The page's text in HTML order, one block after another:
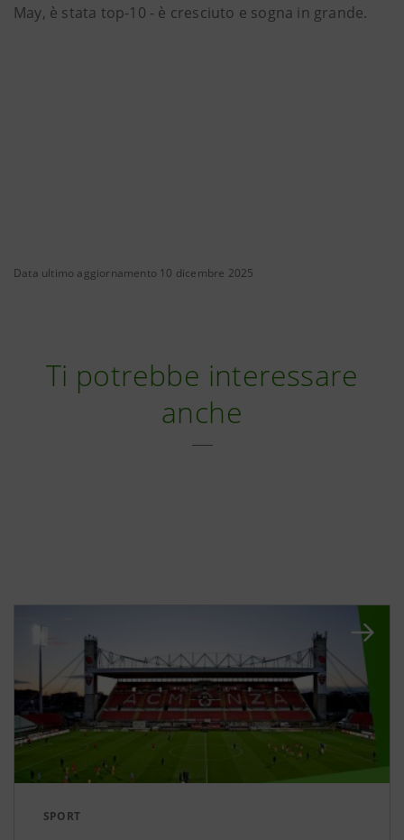
May, è stata top-10 - è cresciuto e sogna in grande.
Data ultimo aggiornamento 10 dicembre 2025
Ti potrebbe interessare
anche
SPORT